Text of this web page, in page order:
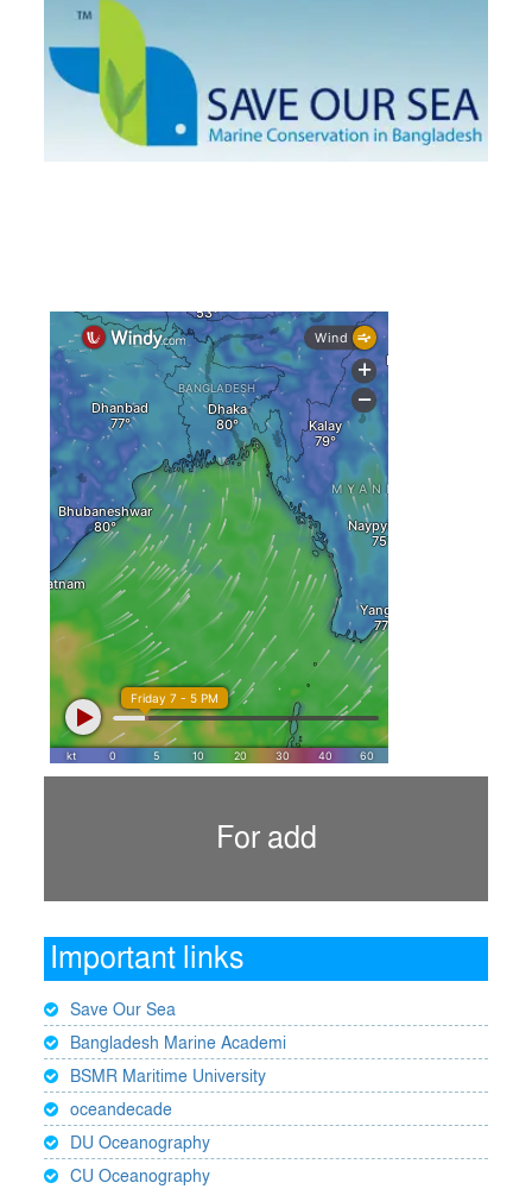
আগস্টে টানা বৃষ্টি ও বন্যার আভাস, সাগরে একাধিক লঘুচাপের
শঙ্কা
স্বস্তি ও শঙ্কার পূর্বাভাস দিল আবহাওয়া
For add
Important links
Save Our Sea
Bangladesh Marine Academi
BSMR Maritime University
oceandecade
DU Oceanography
CU Oceanography